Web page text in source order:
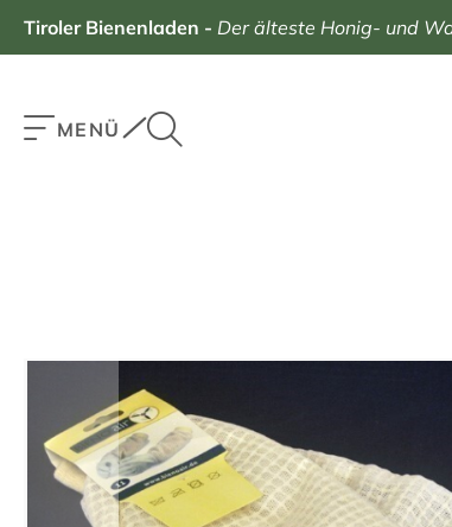
Tiroler Bienenladen - Der älteste Honig- und
MENÜ